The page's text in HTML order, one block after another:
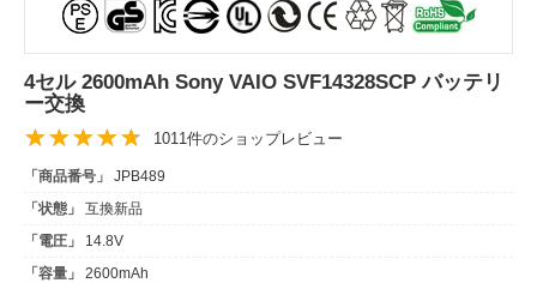
4セル 2600mAh Sony VAIO SVF14328SCP バッテリ
ー交換
1011件のショップレビュー
「商品番号」
JPB489
「状態」
互換新品
「電圧」
14.8V
「容量」
2600mAh